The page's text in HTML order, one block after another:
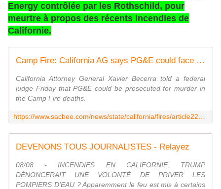
Energy contrôlée par les Rothschild, pour
meurtre à propos des récents incendies de
Californie.
Camp Fire: California AG says PG&E could face murder charges | The Sacramento Bee
California Attorney General Xavier Becerra told a federal
judge Friday that PG&E could be prosecuted for murder in
the Camp Fire deaths.
DEVENONS TOUS JOURNALISTES - Relayez
08/08 - INCENDIES EN CALIFORNIE. TRUMP
DÉNONCERAIT UNE VOLONTÉ DE PRIVER LES
POMPIERS D'EAU ? Apparemment le feu est mis à certains